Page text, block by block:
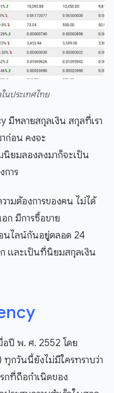
นประเทศไทย
หลายสกุลเงิน สกุลที่เรา
ก่อน คงจะ
นิยมลองลงมาก็จะเป็น
การ
มต้องการของคน ไม่ได้
ก มีการซื้อขาย
นไลน์กันอยู่ตลอด 24
ก และเป็นที่นิยมสกุลเงิน
ปี พ. ศ. 2552 โดย
กวันนี้ยังไม่มีใครทราบว่า
กที่ถือกำเนิดของ